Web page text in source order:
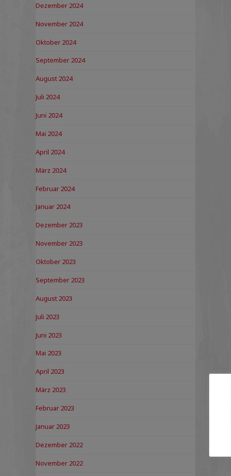
Dezember 2024
November 2024
Oktober 2024
September 2024
August 2024
Juli 2024
Juni 2024
Mai 2024
April 2024
März 2024
Februar 2024
Januar 2024
Dezember 2023
November 2023
Oktober 2023
September 2023
August 2023
Juli 2023
Juni 2023
Mai 2023
April 2023
März 2023
Februar 2023
Januar 2023
Dezember 2022
November 2022